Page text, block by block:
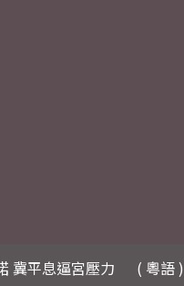
冀平息逼宮壓力
( 粵語 )